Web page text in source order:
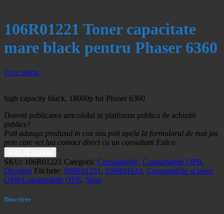
106R01221 Toner capacitate
mare black pentru Phaser 6360
Cere oferta
high capacity black, 18000p for Phaser 6360
Doresti publicarea articolului in platforma publica de achizitii
publice?
Poti adauga produsul in cos sau poti apela la formularul de mai jos
prin care vei lua contact direct cu un consultant Estico
SKU: 106R01221 Categorii: Consumabile, Consumabile OPB,
Obsolete Etichete: 106R01221 , 106R01633, Consumabile si piese
OPB/Consumabile OPB, Shop
Descriere